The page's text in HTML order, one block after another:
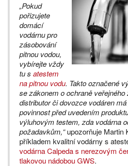
„Pokud
pořizujete
domácí
vodárnu pro
zásobování
pitnou vodou,
vybírejte vždy
tu s atestem
na pitnou vodu. Takto označené
se zákonem o ochraně
distributor či dovozce vodáren
povinnost před uvedením
výluhovým testem, zda vodárna
požadavkům,“upozorňuje Martin
příkladem kvalitní vodárny s
vodárna Calpeda s nerezovým
tlakovou nádobou GWS.